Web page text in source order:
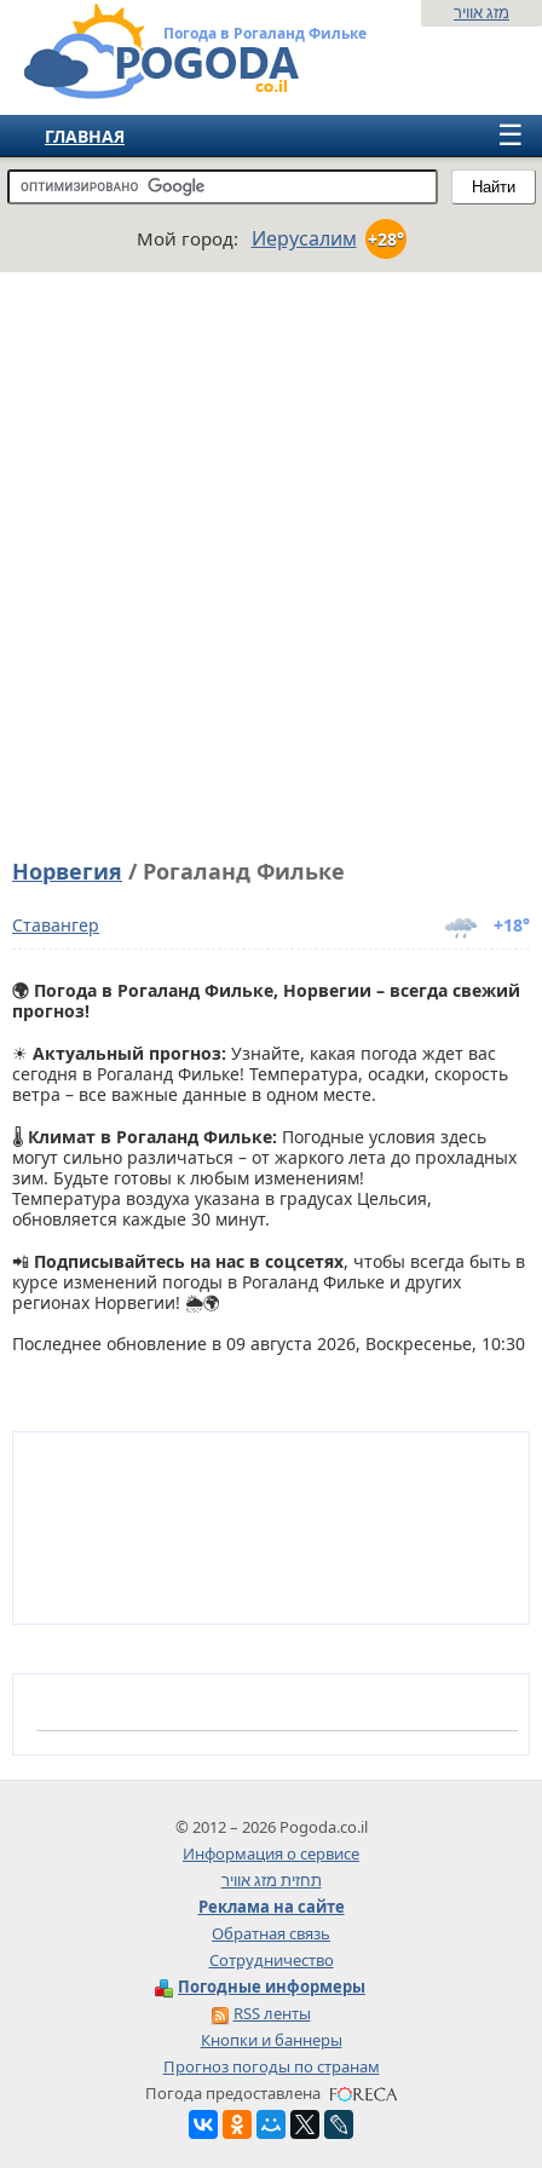
Погода в Рогаланд Фильке
Найти
מזג אוויר
☰
ГЛАВНАЯ
ИЗРАИЛЬ
ЕВРОПА
Мой город: Иерусалим +28°
Норвегия / Рогаланд Фильке
+18°
Ставангер
🌍 Погода в Рогаланд Фильке, Норвегии – всегда свежий
прогноз!
☀ Актуальный прогноз: Узнайте, какая погода ждет вас
сегодня в Рогаланд Фильке! Температура, осадки, скорость
ветра – все важные данные в одном месте.
🌡 Климат в Рогаланд Фильке: Погодные условия здесь
могут сильно различаться – от жаркого лета до прохладных
зим. Будьте готовы к любым изменениям!
Температура воздуха указана в градусах Цельсия,
обновляется каждые 30 минут.
📲 Подписывайтесь на нас в соцсетях, чтобы всегда быть в
курсе изменений погоды в Рогаланд Фильке и других
регионах Норвегии! 🌦🌍
Последнее обновление в 09 августа 2026, Воскресенье, 10:30
© 2012 – 2026 Pogoda.co.il
Информация о сервисе
תחזית מזג אוויר
Реклама на сайте
Обратная связь
Сотрудничество
Погодные информеры
RSS ленты
Кнопки и баннеры
Прогноз погоды по странам
Погода предоставлена